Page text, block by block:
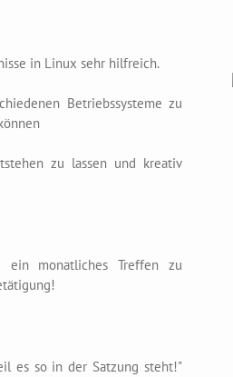
in Linux sehr hilfreich.
Betriebssysteme zu
zu lassen und kreativ
monatliches Treffen zu
es so in der Satzung steht!"